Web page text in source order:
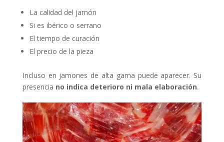
La calidad del jamón
Si es ibérico o serrano
El tiempo de curación
El precio de la pieza
Incluso en jamones de alta gama puede aparecer. Su
presencia no indica deterioro ni mala elaboración.